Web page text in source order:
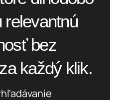
relevantnú
bez
každý klik.